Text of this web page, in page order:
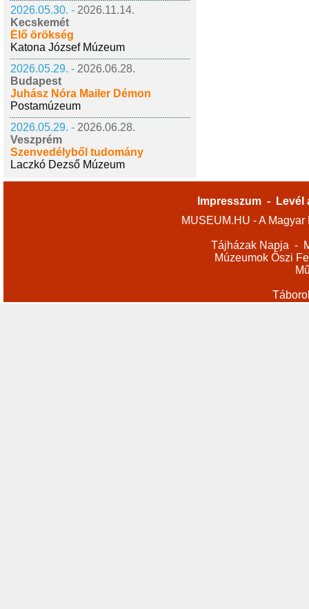
2026.05.30. - 2026.11.14.
Kecskemét
Élő örökség
Katona József Múzeum
2026.05.29. - 2026.06.28.
Budapest
Juhász Nóra Mailer Démon
Postamúzeum
2026.05.29. - 2026.06.28.
Veszprém
Szenvedélyből tudomány
Laczkó Dezső Múzeum
Impresszum -
Levél
MUSEUM.HU - A
Tájházak Napja -
Múzeumok Őszi